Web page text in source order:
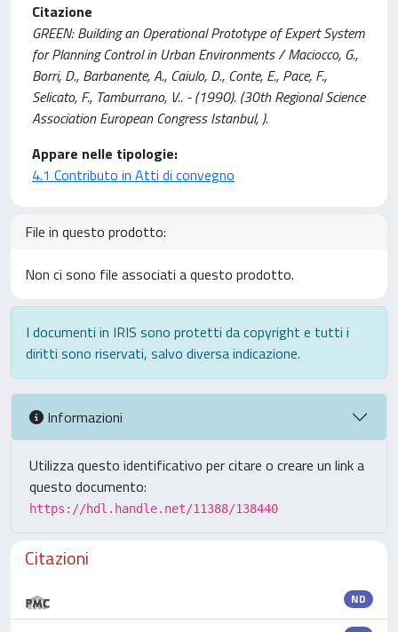
Citazione
GREEN: Building an Operational Prototype of Expert System
for Planning Control in Urban Environments / Maciocco, G.,
Borri, D., Barbanente, A., Caiulo, D., Conte, E., Pace, F.,
Selicato, F., Tamburrano, V.. - (1990). (30th Regional Science
Association European Congress Istanbul, ).
Appare nelle tipologie:
4.1 Contributo in Atti di convegno
File in questo prodotto:
Non ci sono file associati a questo prodotto.
I documenti in IRIS sono protetti da copyright e tutti i
diritti sono riservati, salvo diversa indicazione.
Informazioni
Utilizza questo identificativo per citare o creare un link a
questo documento:
https://hdl.handle.net/11388/138440
Citazioni
ND